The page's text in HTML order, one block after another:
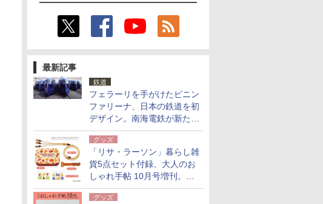
最新記事
鉄道
フェラーリを手がけたピニン
ファリーナ、日本の鉄道を初
デザイン。南海電鉄が新たな
「空港特急」をなにわ筋線へ
導入
グッズ
「リサ・ラーソン」暮らし雑
貨5点セット付録、大人のお
しゃれ手帖 10月号増刊。
USBケーブルや缶ケースなど
グッズ